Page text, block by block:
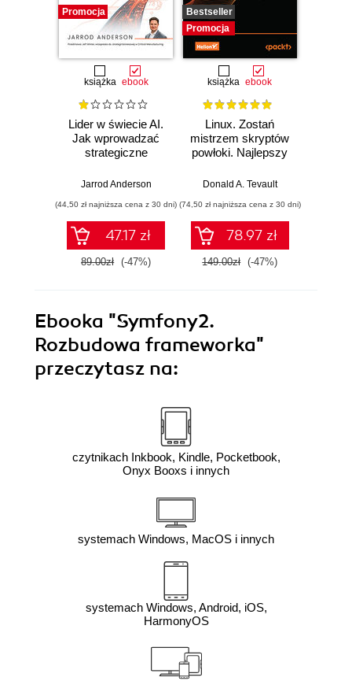
Promocja
książka ebook
Lider w świecie AI.
Jak wprowadzać
strategiczne
biznes i
zespołowi w erze
sztucznej
inteligencji
Jarrod Anderson
(44,50 zł najniższa cena z 30 dni)
47.17 zł
89.00zł (-47%)
Bestseller
Promocja
książka ebook
Linux. Zostań
mistrzem skryptów
powłoki. Najlepszy
którym
zautomatyzujesz i
usprawnisz każde
zadanie
Donald A. Tevault
(74,50 zł najniższa cena z 30 dni)
78.97 zł
149.00zł (-47%)
Ebooka "Symfony2.
Rozbudowa frameworka"
przeczytasz na:
czytnikach Inkbook, Kindle, Pocketbook,
Onyx Booxs i innych
systemach Windows, MacOS i innych
systemach Windows, Android, iOS,
HarmonyOS